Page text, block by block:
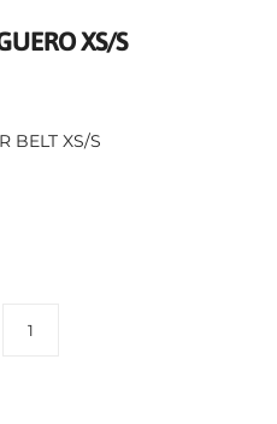
XS/S
BELT XS/S